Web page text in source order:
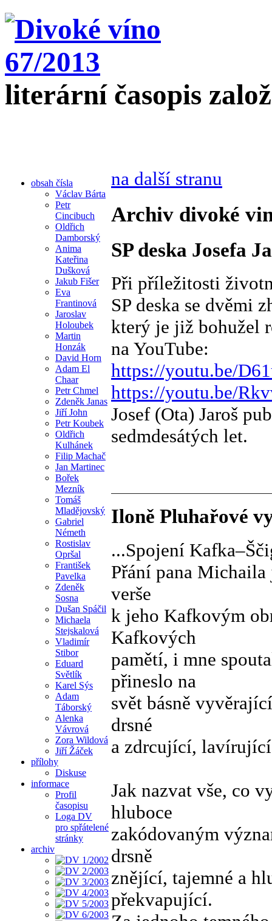
literární časopis
obsah čísla
Václav Bárta
Petr
Cincibuch
Oldřich
Damborský
Anima
Kateřina
Dušková
Jakub Fišer
Eva
Frantinová
Jaroslav
Holoubek
Martin
Honzák
David Horn
Adam El
Chaar
Petr Chmel
Zdeněk Janas
Jiří John
Petr Koubek
Oldřich
Kulhánek
Filip Machač
Jan Martinec
Bořek
Mezník
Tomáš
Mladějovský
Gabriel
Németh
Rostislav
Opršal
František
Pavelka
Zdeněk
Sosna
Dušan Spáčil
Michaela
Stejskalová
Vladimír
Stibor
Eduard
Světlík
Karel Sýs
Adam
Táborský
Alenka
Vávrová
Zora Wildová
Jiří Žáček
přílohy
Diskuse
informace
Profil
časopisu
Loga DV
pro spřátelené
stránky
archiv
na další stranu
Archiv divoké
SP deska Josefa
Při příležitosti
SP deska se dvěmi
který je již bohužel
na YouTube:
https://youtu.be/
https://youtu.be/
Josef (Ota) Jaroš
sedmdesátých let.
Iloně Pluhařové
...Spojení
Přání pana Michaila
verše
k jeho Kafkovým
Kafkových
pamětí, i mne
přineslo na
svět básně
drsné
a zdrcující, lavírující
Jak nazvat vše, co
hluboce
zakódovaným
drsně
znějící, tajemné a
překvapující.